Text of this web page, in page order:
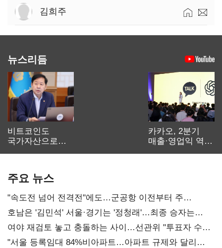
김희주
뉴스리듬
비트코인도
국가자산으로…'
카카오, 2분기
매출·영업익 역대
주요 뉴스
"속도전 넘어 전격전"에도…군공항 이전부터 주
52시간까지 '뇌관'
호남은 '김민석' 서울·경기는 '정청래'…최종 승자는
'안갯속'
여야 재검토 놓고 충돌하는 사이…선관위 "투표자 수
오차 당연"
"서울 등록임대 84%비아파트…아파트 규제와 달리